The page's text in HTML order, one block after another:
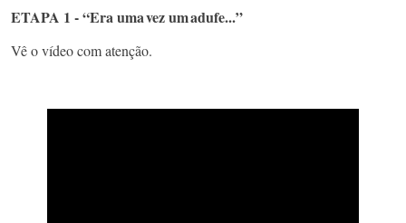
ETAPA 1 - “Era uma vez um adufe...”
Vê o vídeo com atenção.